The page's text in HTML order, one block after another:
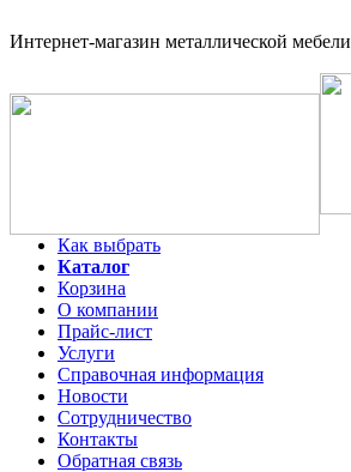
Интернет-магазин металлической
Как выбрать
Каталог
Корзина
О компании
Прайс-лист
Услуги
Справочная информация
Новости
Сотрудничество
Контакты
Обратная связь